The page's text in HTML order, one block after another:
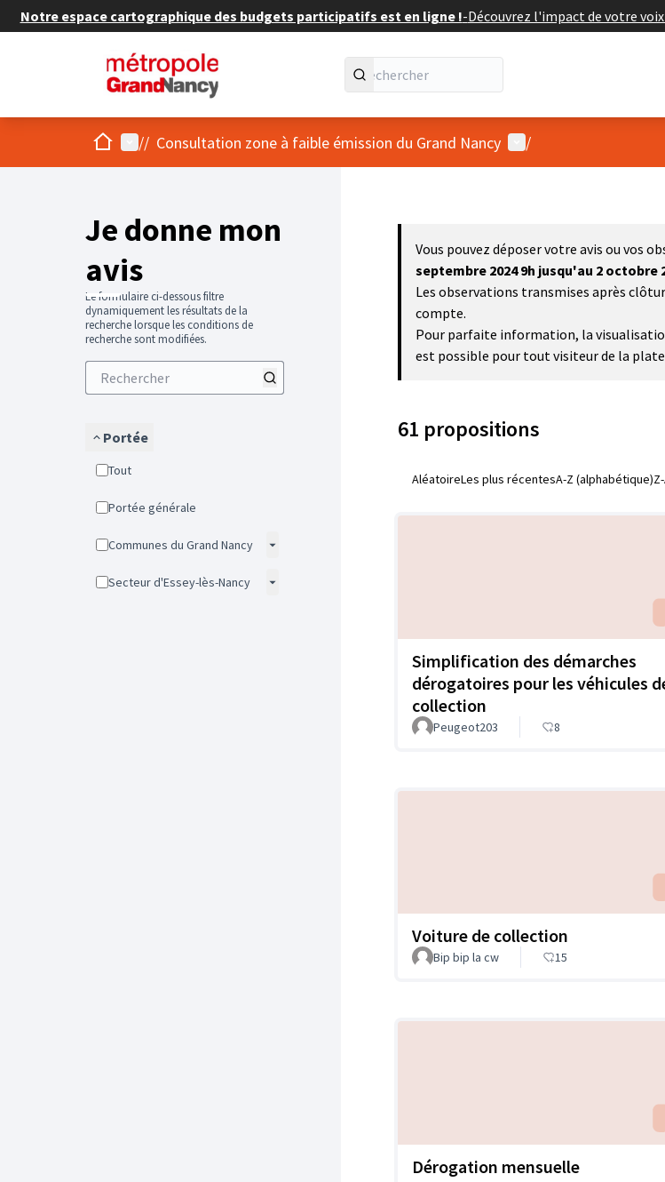
Notre espace cartographique des budgets participatifs est en ligne !-Découvrez l'impact de votre
AccueilMenu principal
// Consultation zone à faible émission du Grand Nancy Menu utilisateur
/
Je donne mon
avis
Le formulaire ci-dessous filtre
dynamiquement les résultats de la
recherche lorsque les conditions de
recherche sont modifiées.
Portée
Tout
Portée générale
Communes du Grand Nancy
Secteur d'Essey-lès-Nancy
Vous pouvez déposer votre avis ou vos
septembre 2024 9h jusqu'au 2 octobre
Les observations transmises après
compte.
Pour parfaite information, la
est possible pour tout visiteur de la
61 propositions
AléatoireLes plus récentesA-Z (alphabétique)
Simplification des démarches
dérogatoires pour les véhicules
collection
Peugeot203 8
Voiture de collection
Bip bip la cw 15
Dérogation mensuelle